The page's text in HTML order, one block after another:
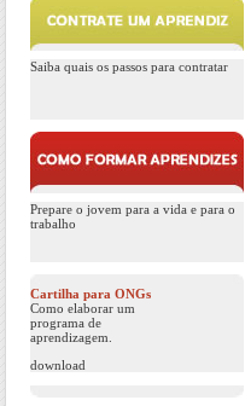
Saiba quais os passos para contratar
Prepare o jovem para a vida e para o
trabalho
Cartilha para ONGs
Como elaborar um
programa de
aprendizagem.
download